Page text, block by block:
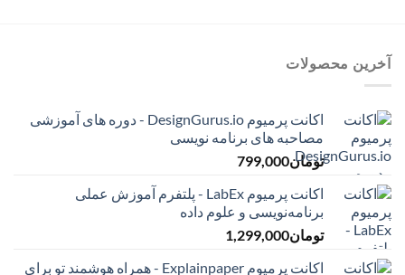
آخرین محصولات
اکانت پرمیوم DesignGurus.io - دوره ‌های آموزشی
مصاحبه ‌های برنامه نویسی
تومان799,000
اکانت پرمیوم LabEx - پلتفرم آموزش عملی
برنامه‌نویسی و علوم داده
تومان1,299,000
اکانت پرمیوم Explainpaper - همراه هوشمند تو برای